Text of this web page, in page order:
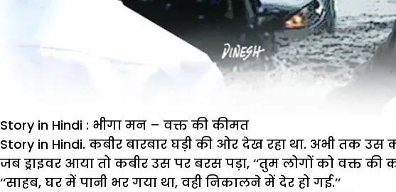
Story in Hindi : भीगा मन – वक्त की कीमत
Story in Hindi. कबीर बारबार घड़ी की ओर देख रहा था. अभी तक उस
जब ड्राइवर आया तो कबीर उस पर बरस पड़ा, ‘‘तुम लोगों को वक्त की
‘‘साहब, घर में पानी भर गया था, वही निकालने में देर हो गई.’’